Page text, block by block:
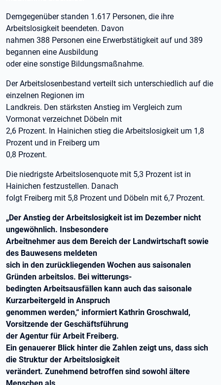
Demgegenüber standen 1.617 Personen, die ihre
Arbeitslosigkeit beendeten. Davon
nahmen 388 Personen eine Erwerbstätigkeit auf und 389
begannen eine Ausbildung
oder eine sonstige Bildungsmaßnahme.
Der Arbeitslosenbestand verteilt sich unterschiedlich auf die
einzelnen Regionen im
Landkreis. Den stärksten Anstieg im Vergleich zum
Vormonat verzeichnet Döbeln mit
2,6 Prozent. In Hainichen stieg die Arbeitslosigkeit um 1,8
Prozent und in Freiberg um
0,8 Prozent.
Die niedrigste Arbeitslosenquote mit 5,3 Prozent ist in
Hainichen festzustellen. Danach
folgt Freiberg mit 5,8 Prozent und Döbeln mit 6,7 Prozent.
„Der Anstieg der Arbeitslosigkeit ist im Dezember nicht
ungewöhnlich. Insbesondere
Arbeitnehmer aus dem Bereich der Landwirtschaft sowie
des Bauwesens meldeten
sich in den zurückliegenden Wochen aus saisonalen
Gründen arbeitslos. Bei witterungs-
bedingten Arbeitsausfällen kann auch das saisonale
Kurzarbeitergeld in Anspruch
genommen werden,“ informiert Kathrin Groschwald,
Vorsitzende der Geschäftsführung
der Agentur für Arbeit Freiberg.
Ein genauerer Blick hinter die Zahlen zeigt uns, dass sich
die Struktur der Arbeitslosigkeit
verändert. Zunehmend betroffen sind sowohl ältere